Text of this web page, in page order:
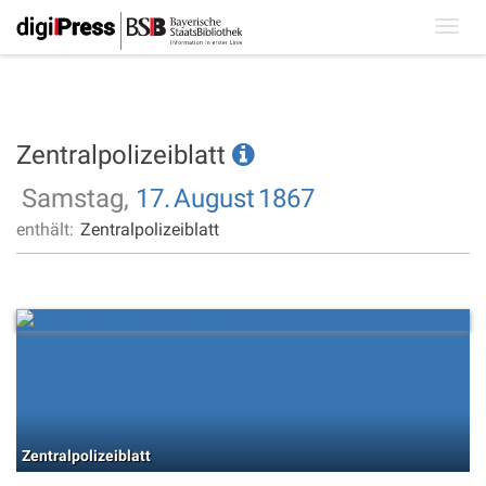
Zentralpolizeiblatt
Samstag, 17.August 1867
enthält: Zentralpolizeiblatt
Zentralpolizeiblatt